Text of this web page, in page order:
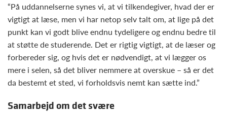
“På uddannelserne synes vi, at vi tilkendegiver, hvad der er
vigtigt at læse, men vi har netop selv talt om, at lige på det
punkt kan vi godt blive endnu tydeligere og endnu bedre til
at støtte de studerende. Det er rigtig vigtigt, at de læser og
forbereder sig, og hvis det er nødvendigt, at vi lægger os
mere i selen, så det bliver nemmere at overskue – så er det
da bestemt et sted, vi forholdsvis nemt kan sætte ind.”
Samarbejd om det svære